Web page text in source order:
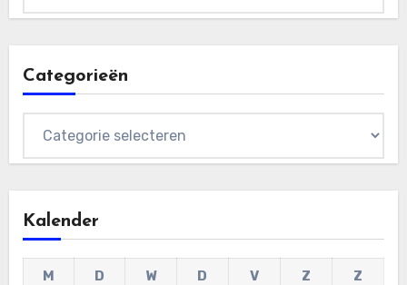
Categorieën
Kalender
M D W D V Z
Z